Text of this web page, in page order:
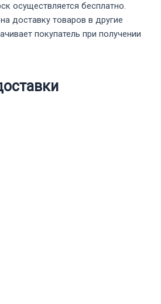
осуществляется бесплатно.
доставку товаров в другие
покупатель при получении